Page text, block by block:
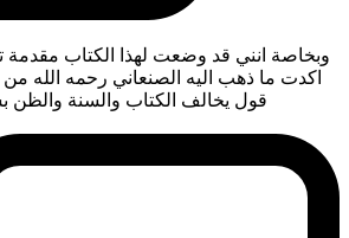
وبخاصة انني قد وضعت لهذا الكتاب
اكدت ما ذهب اليه الصنعاني رحمه الله من
قول يخالف الكتاب والسنة والظن